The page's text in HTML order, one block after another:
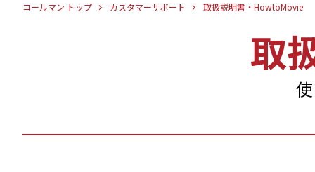
コールマン トップ カスタマーサポート 取扱説明書・HowtoMovie
取